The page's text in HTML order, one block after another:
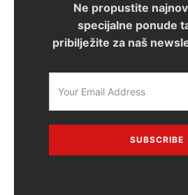
Ne propustite
specijalne ponude
pribilježite za naš
SUBSCRIBE